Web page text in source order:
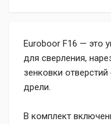
Euroboor F16 — это
для сверления,
зенковки
дрели.
В комплект